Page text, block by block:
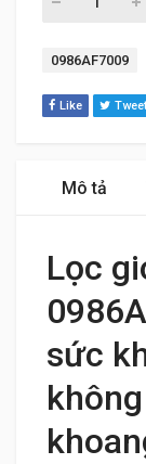
Tag:
0986AF7009
Like Tweet
Mô tả
Lọc
sức